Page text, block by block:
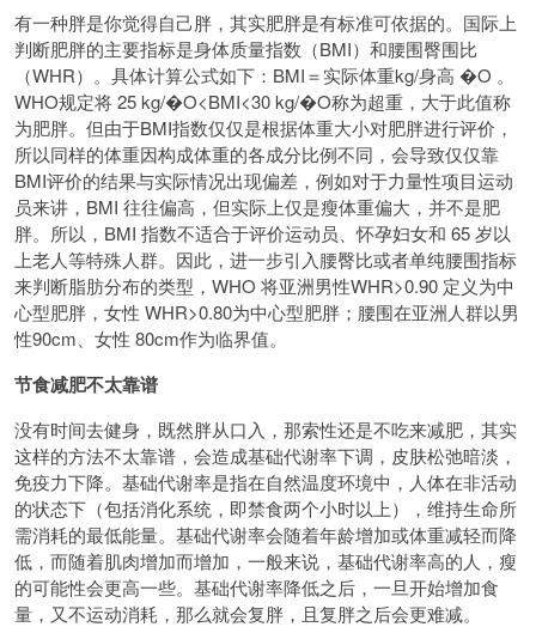
有一种胖是你觉得自己胖，其实肥胖是有标准可依据的。国际上
判断肥胖的主要指标是身体质量指数（BMI）和腰围臀围比
（WHR）。具体计算公式如下：BMI＝实际体重kg/身高 �O 。
WHO规定将 25 kg/�O<BMI<30 kg/�O称为超重，大于此值称
为肥胖。但由于BMI指数仅仅是根据体重大小对肥胖进行评价，
所以同样的体重因构成体重的各成分比例不同，会导致仅仅靠
BMI评价的结果与实际情况出现偏差，例如对于力量性项目运动
员来讲，BMI 往往偏高，但实际上仅是瘦体重偏大，并不是肥
胖。所以，BMI 指数不适合于评价运动员、怀孕妇女和 65 岁以
上老人等特殊人群。因此，进一步引入腰臀比或者单纯腰围指标
来判断脂肪分布的类型，WHO 将亚洲男性WHR>0.90 定义为中
心型肥胖，女性 WHR>0.80为中心型肥胖；腰围在亚洲人群以男
性90cm、女性 80cm作为临界值。
节食减肥不太靠谱
没有时间去健身，既然胖从口入，那索性还是不吃来减肥，其实
这样的方法不太靠谱，会造成基础代谢率下调，皮肤松弛暗淡，
免疫力下降。基础代谢率是指在自然温度环境中，人体在非活动
的状态下（包括消化系统，即禁食两个小时以上），维持生命所
需消耗的最低能量。基础代谢率会随着年龄增加或体重减轻而降
低，而随着肌肉增加而增加，一般来说，基础代谢率高的人，瘦
的可能性会更高一些。基础代谢率降低之后，一旦开始增加食
量，又不运动消耗，那么就会复胖，且复胖之后会更难减。